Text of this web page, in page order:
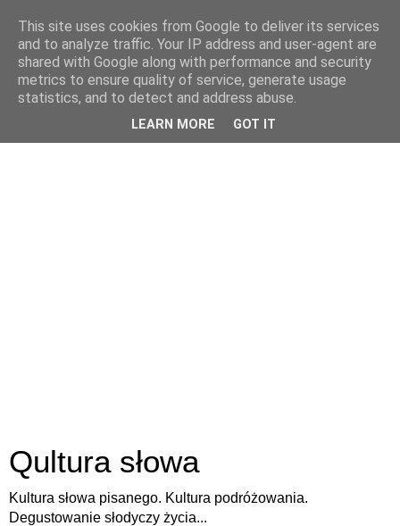
Qultura słowa
Kultura słowa pisanego. Kultura podróżowania.
Degustowanie słodyczy życia...
This site uses cookies from Google to deliver its services
and to analyze traffic. Your IP address and user-agent are
shared with Google along with performance and security
metrics to ensure quality of service, generate usage
statistics, and to detect and address abuse.
LEARN MORE GOT IT